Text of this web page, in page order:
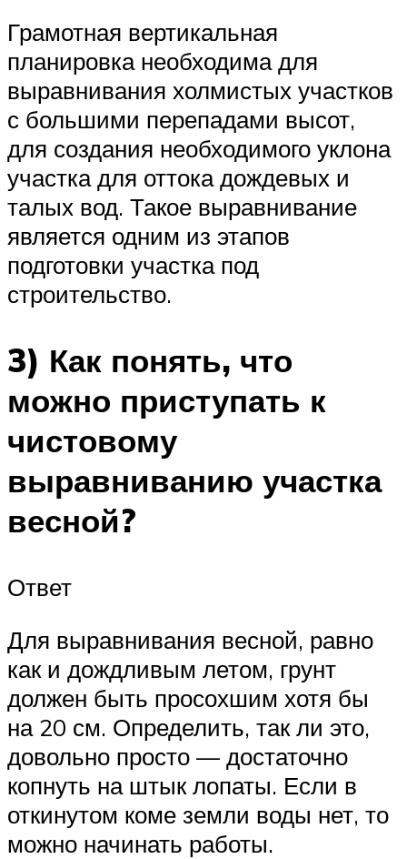
Грамотная вертикальная
планировка необходима для
выравнивания холмистых участков
с большими перепадами высот,
для создания необходимого уклона
участка для оттока дождевых и
талых вод. Такое выравнивание
является одним из этапов
подготовки участка под
строительство.
3) Как понять, что
можно приступать к
чистовому
выравниванию участка
весной?
Ответ
Для выравнивания весной, равно
как и дождливым летом, грунт
должен быть просохшим хотя бы
на 20 см. Определить, так ли это,
довольно просто — достаточно
копнуть на штык лопаты. Если в
откинутом коме земли воды нет, то
можно начинать работы.